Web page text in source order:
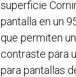
superficie
pantalla en un
que permiten
contraste para
para pantallas